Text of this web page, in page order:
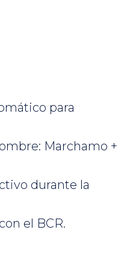
para
Marchamo +
durante la
el BCR.